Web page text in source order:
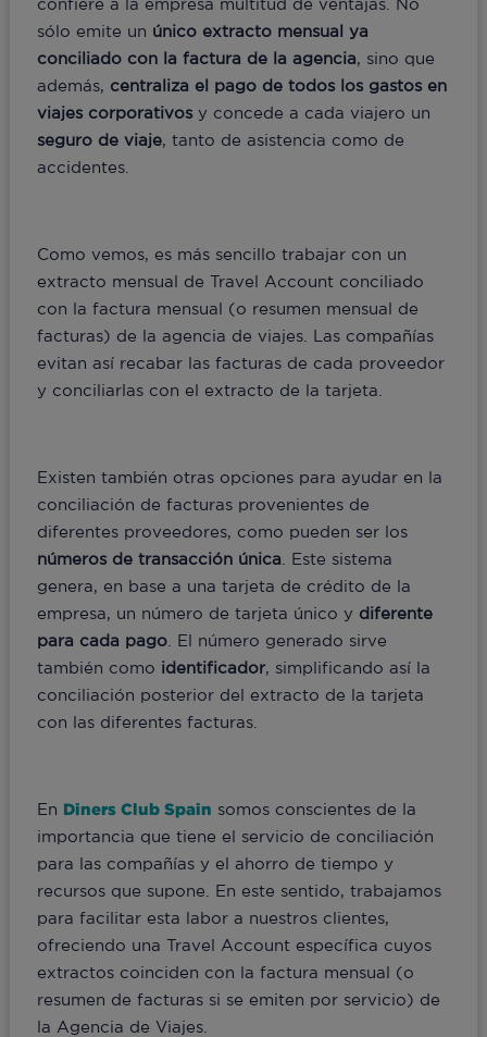
sólo emite un único extracto mensual ya
conciliado con la factura de la agencia, sino que
además, centraliza el pago de todos los gastos en
viajes corporativosy concede a cada viajero un
seguro de viaje, tanto de asistencia como de
accidentes.
Como vemos, es más sencillo trabajar con un
extracto mensual de Travel Account conciliado
con la factura mensual (o resumen mensual de
facturas) de la agencia de viajes. Las compañías
evitan así recabar las facturas de cada proveedor
y conciliarlas con el extracto de la tarjeta.
Existen también otras opciones para ayudar en la
conciliación de facturas provenientes de
diferentes proveedores, como pueden ser los
números de transacción única . Este sistema
genera, en base a una tarjeta de crédito de la
empresa, un número de tarjeta único y diferente
para cada pago. El número generado sirve
también como identificador, simplificando así la
conciliación posterior del extracto de la tarjeta
con las diferentes facturas.
En Diners Club Spain somos conscientes de la
importancia que tiene el servicio de conciliación
para las compañías y el ahorro de tiempo y
recursos que supone. En este sentido, trabajamos
para facilitar esta labor a nuestros clientes,
ofreciendo una Travel Account específica cuyos
extractos coinciden con la factura mensual (o
resumen de facturas si se emiten por servicio) de
la Agencia de Viajes.